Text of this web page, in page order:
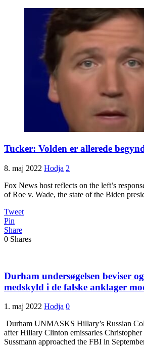
Tucker: Volden er allerede
8. maj 2022 Hodja 2
Fox News host reflects on the left’s
of Roe v. Wade, the state of the Biden
Tweet
Pin
Share
0 Shares
Durham undersøgelsen beviser
medskyld i de falske anklager
1. maj 2022 Hodja 0
Durham UNMASKS Hillary’s Russian
after Hillary Clinton emissaries Christopher
Sussmann approached the FBI in